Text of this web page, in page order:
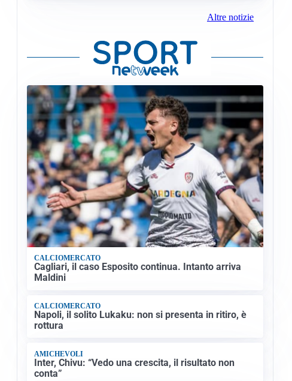
Altre notizie
CALCIOMERCATO
Cagliari, il caso Esposito continua. Intanto arriva
Maldini
CALCIOMERCATO
Napoli, il solito Lukaku: non si presenta in ritiro, è
rottura
AMICHEVOLI
Inter, Chivu: “Vedo una crescita, il risultato non
conta”